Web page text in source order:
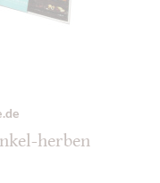
herben